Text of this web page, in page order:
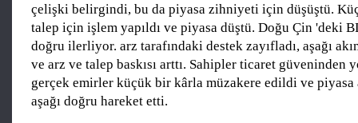
çelişki belirgindi, bu da piyasa zihniyeti için düşüştü.
talep için işlem yapıldı ve piyasa düştü. Doğu Çin 'deki
doğru ilerliyor. arz tarafındaki destek zayıfladı, aşağı
ve arz ve talep baskısı arttı. Sahipler ticaret güveninden
gerçek emirler küçük bir kârla müzakere edildi ve piyasa
aşağı doğru hareket etti.